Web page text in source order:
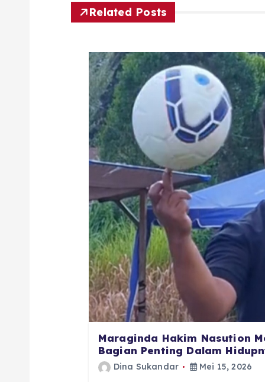
Related Posts
Maraginda Hakim Nasution
Bagian Penting Dalam
Dina Sukandar Mei 15, 2026